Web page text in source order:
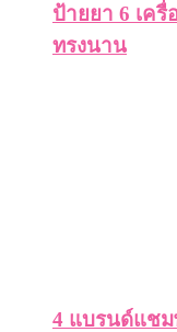
ป้ายยา 6 เค
ทรงนาน
4 แบรนด์แชม